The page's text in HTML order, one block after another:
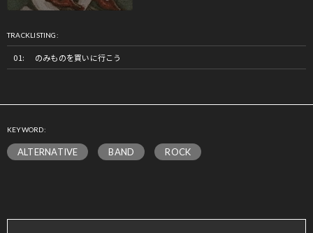
TRACKLISTING:
のみものを買いに行こう
KEYWORD:
ALTERNATIVE BAND ROCK